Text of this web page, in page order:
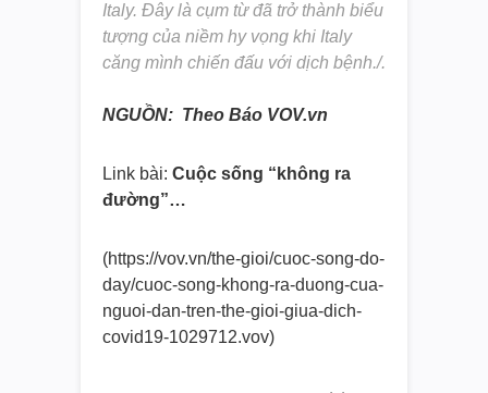
Italy. Đây là cụm từ đã trở thành biểu
tượng của niềm hy vọng khi Italy
căng mình chiến đấu với dịch bệnh./.
NGUỒN: Theo Báo VOV.vn
Link bài: Cuộc sống “không ra
đường”…
(https://vov.vn/the-gioi/cuoc-song-do-
day/cuoc-song-khong-ra-duong-cua-
nguoi-dan-tren-the-gioi-giua-dich-
covid19-1029712.vov)